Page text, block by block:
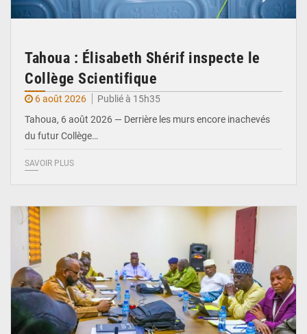
Tahoua : Élisabeth Shérif inspecte le
Collège Scientifique
6 août 2026
Publié à 15h35
Tahoua, 6 août 2026 — Derrière les murs encore inachevés
du futur Collège…
SAVOIR PLUS